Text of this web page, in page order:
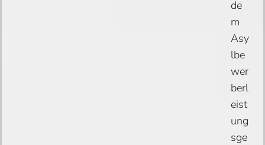
de
m
Asy
lbe
wer
berl
eist
ung
sge